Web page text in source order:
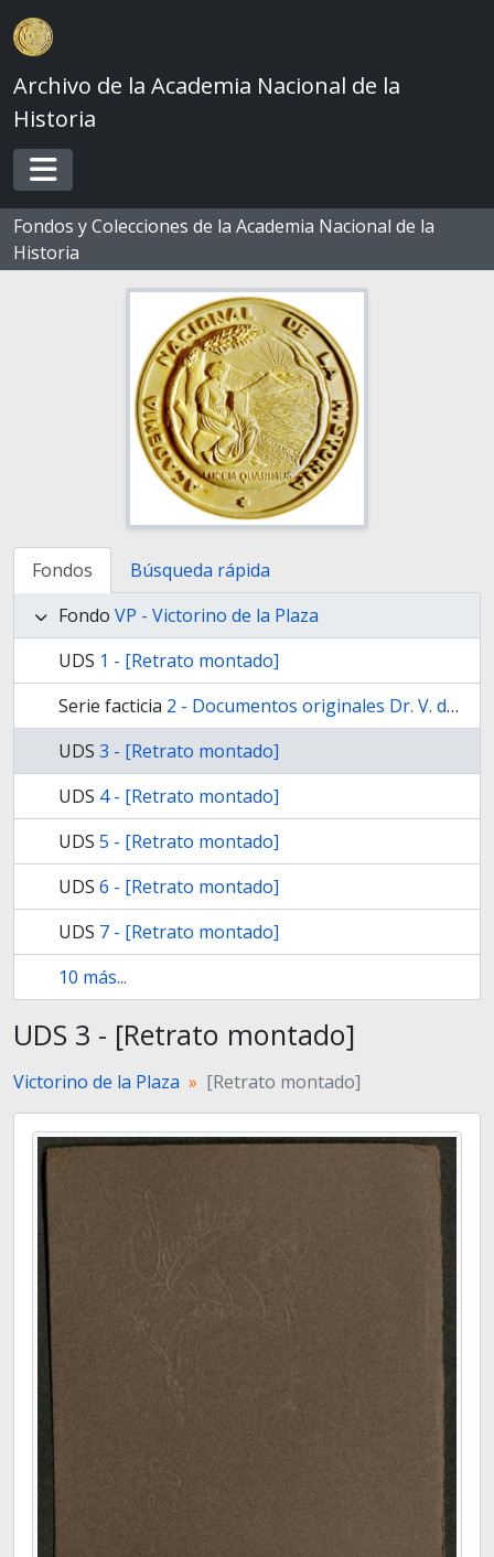
Skip to main content
Archivo de la Academia Nacional de la
Historia
Toggle navigation
Fondos y Colecciones de la Academia Nacional de la
Historia
Fondos
Búsqueda rápida
Fondo VP - Victorino de la Plaza
UDS 1 - [Retrato montado]
Serie facticia 2 - Documentos originales Dr. V. de la Plaza
UDS 3 - [Retrato montado]
UDS 4 - [Retrato montado]
UDS 5 - [Retrato montado]
UDS 6 - [Retrato montado]
UDS 7 - [Retrato montado]
10 más...
UDS 3 - [Retrato montado]
Victorino de la Plaza [Retrato montado]